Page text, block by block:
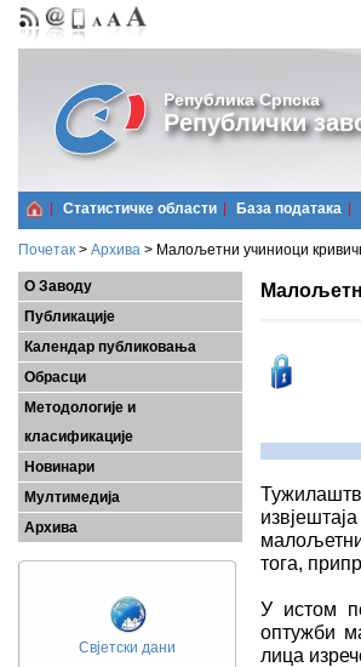
Република Српска
Републички
Статистичке области Базa података
Почетак > Архива > Малољетни учиниоци
О Заводу
Публикације
Календар публиковања
Обрасци
Методологије и
класификације
Новинари
Мултимедија
Архива
Свјетски дани
тога,
У истом
оптужби
лица